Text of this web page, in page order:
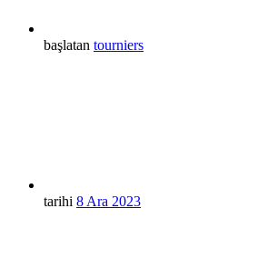
başlatan tourniers
tarihi 8 Ara 2023